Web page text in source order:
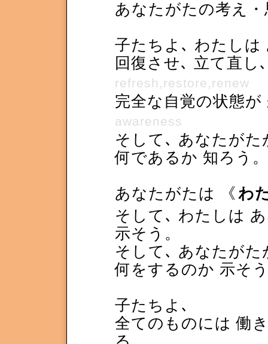
あなたがたの考え
子たちよ､ わたしは
回復させ､ 立て直
refresh,restore,renew
完全な自覚の状態
awareness
そして､ あなたが
何であるか 知ろう。
あなたがたは 《 わ
そして､ わたしは
示そう。
そして､ あなたが
何をするのか 示そ
子たちよ､
全てのものには 働